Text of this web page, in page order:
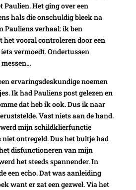
Het ging over een
hals die onschuldig bleek na
Pauliens verhaal: ik ben
het vooral controleren door een
vermoedt. Ondertussen
ervaringsdeskundige noemen
Ik had Pauliens post gelezen en
dat heb ik ook. Dus ik naar
Vast niets aan de hand.
mijn schildklierfunctie
niet ontregeld. Dus het bultje had
disfunctioneren van mijn
het steeds spannender. In
een echo. Dat was aanleiding
want er zat een gezwel. Via het